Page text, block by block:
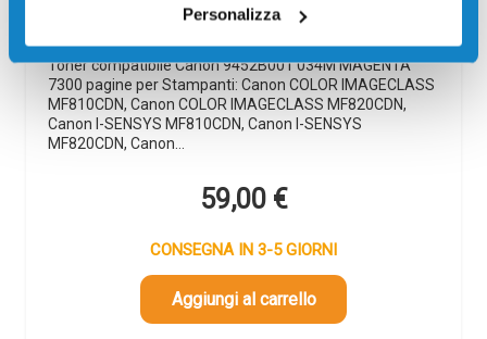
Personalizza
Toner compatibile Canon 9452B001 034M MAGENTA
7300 pagine per Stampanti: Canon COLOR IMAGECLASS
MF810CDN, Canon COLOR IMAGECLASS MF820CDN,
Canon I-SENSYS MF810CDN, Canon I-SENSYS
MF820CDN, Canon…
59,00 €
CONSEGNA IN 3-5 GIORNI
Aggiungi al carrello